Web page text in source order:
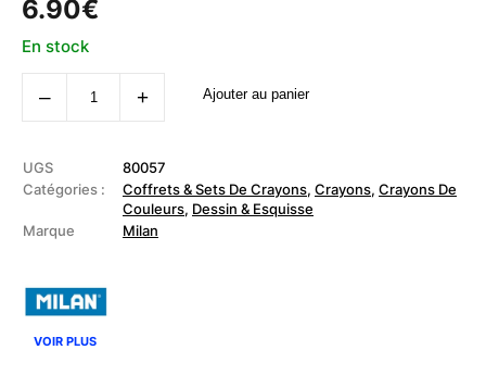
6.90€
En stock
‒
quantité
de
de
12
crayons
couleur
+ Ajouter au panier
UGS
80057
Catégories :
Coffrets & Sets De Crayons, Crayons, Crayons De
Couleurs, Dessin & Esquisse
Marque
Milan
VOIR PLUS